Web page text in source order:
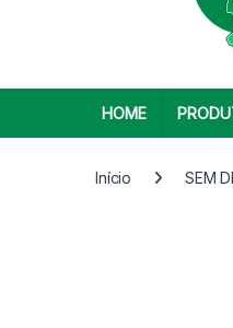
HOME
Início SEM